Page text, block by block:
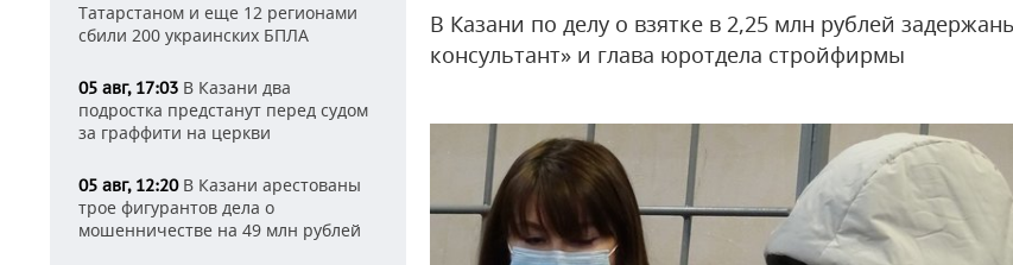
Татарстаном и еще 12 регионами
сбили 200 украинских БПЛА
05 авг, 17:03 В Казани два
подростка предстанут перед судом
за граффити на церкви
05 авг, 12:20В Казани арестованы
трое фигурантов дела о
мошенничестве на 49 млн рублей
В Казани по делу о взятке в 2,25 млн рублей
консультант» и глава юротдела стройфирмы